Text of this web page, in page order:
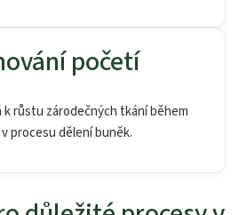
početí
k růstu zárodečných tkání během
procesu dělení buněk.